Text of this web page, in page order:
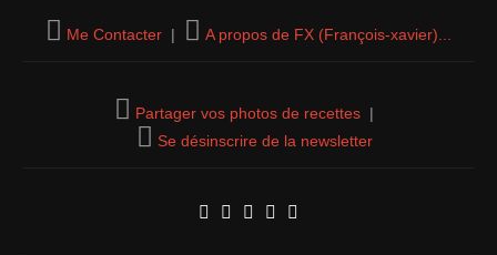
Me Contacter | A propos de FX (François-xavier)...
Partager vos photos de recettes |
Se désinscrire de la newsletter